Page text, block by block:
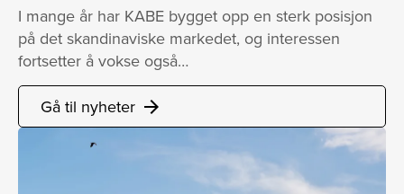
I mange år har KABE bygget opp en sterk posisjon
på det skandinaviske markedet, og interessen
fortsetter å vokse også…
Gå til nyheter arrow_forward